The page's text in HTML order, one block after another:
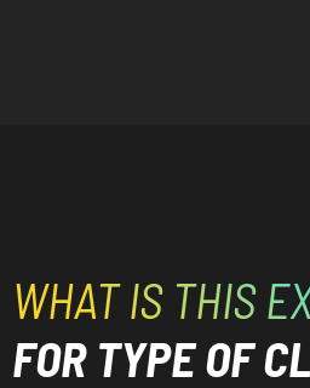
WHAT IS THIS
FOR TYPE OF